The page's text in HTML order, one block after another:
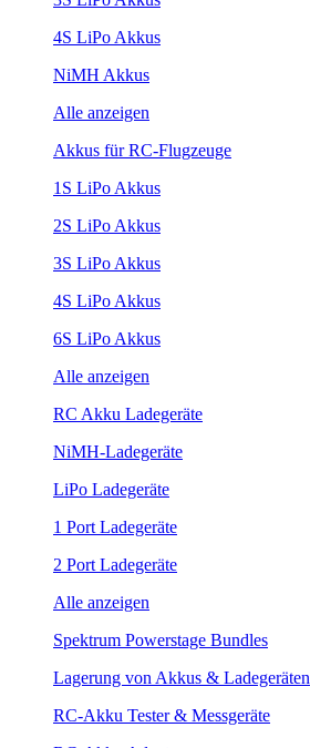
4S LiPo Akkus
NiMH Akkus
Alle anzeigen
Akkus für RC-Flugzeuge
1S LiPo Akkus
2S LiPo Akkus
3S LiPo Akkus
4S LiPo Akkus
6S LiPo Akkus
Alle anzeigen
RC Akku Ladegeräte
NiMH-Ladegeräte
LiPo Ladegeräte
1 Port Ladegeräte
2 Port Ladegeräte
Alle anzeigen
Spektrum Powerstage Bundles
Lagerung von Akkus & Ladegeräten
RC-Akku Tester & Messgeräte